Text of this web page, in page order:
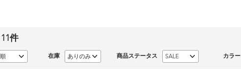
11 件
在庫 商品ステータス カラー